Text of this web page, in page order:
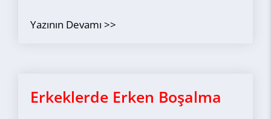
Yazının Devamı
Erkeklerde Erken Boşalma